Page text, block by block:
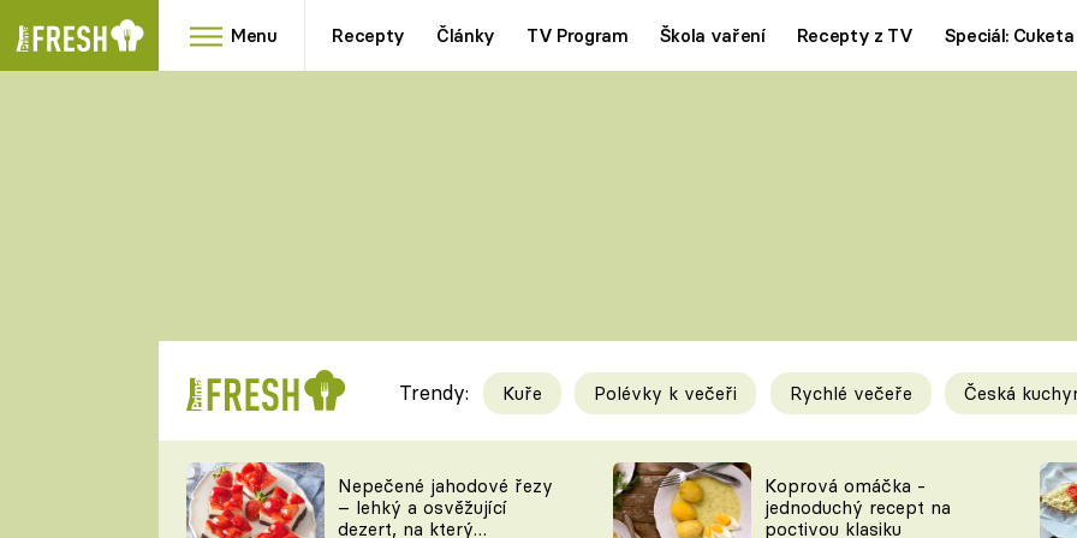
Menu Recepty Články TV Program Škola vaření Recepty z TV Speciál: Cuketa
RYCHLOVKY
Videorecepty
TEĎ VAŘÍ ŠÉF!
Tipy a triky
KAM ZA JÍDLEM
Trendy: Kuře Polévky k večeři Rychlé večeře Česká
Nepečené jahodové řezy
– lehký a osvěžující
dezert, na který
Koprová omáčka -
jednoduchý recept na
poctivou klasiku